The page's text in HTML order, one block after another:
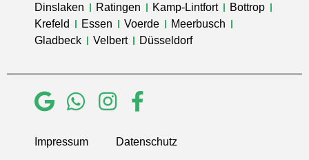
Dinslaken
Ratingen Kamp-Lintfort
Bottrop
Krefeld
Essen Voerde
Meerbusch
Gladbeck
Velbert Düsseldorf
Impressum Datenschutz